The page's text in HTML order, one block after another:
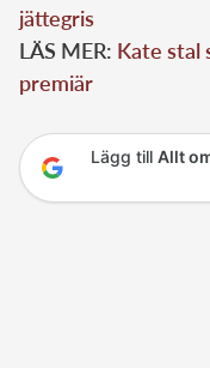
jättegris
LÄS MER: Kate stal
premiär
Lägg till Allt